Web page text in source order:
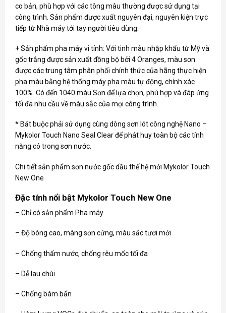
co bản, phù hợp với các tông màu thường được sử dụng tại
công trình. Sản phẩm được xuất nguyên đại, nguyên kiện trực
tiếp từ Nhà máy tới tay người tiêu dùng.
+ Sản phẩm pha máy vi tính: Với tinh màu nhập khẩu từ Mỹ và
gốc trắng được sản xuất đồng bộ bởi 4 Oranges, màu sơn
được các trung tâm phân phối chính thức của hãng thực hiện
pha màu bằng hệ thống máy pha màu tự động, chính xác
100%. Có đến 1040 màu Sơn để lựa chọn, phù hợp và đáp ứng
tối đa nhu cầu về màu sắc của mọi công trình.
* Bắt buộc phải sử dụng cùng dòng sơn lót công nghệ Nano –
Mykolor Touch Nano Seal Clear để phát huy toàn bộ các tính
năng có trong sơn nước.
Chi tiết sản phẩm sơn nước gốc dầu thế hệ mới Mykolor Touch
New One
Đặc tính nổi bật Mykolor Touch New One
– Chỉ có sản phẩm Pha máy
– Độ bóng cao, màng sơn cứng, màu sắc tươi mới
– Chống thấm nước, chống rêu mốc tối đa
– Dễ lau chùi
– Chống bám bẩn